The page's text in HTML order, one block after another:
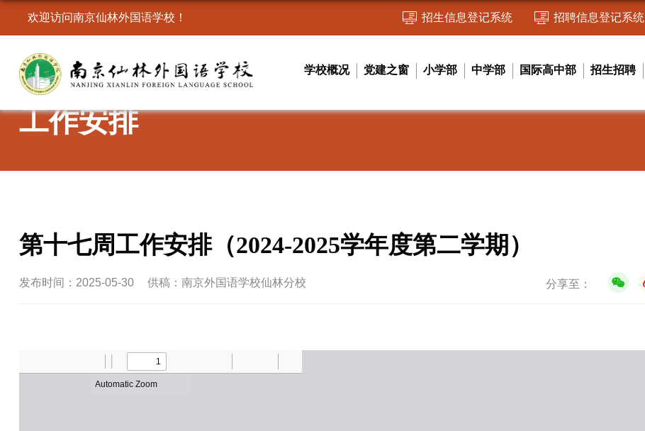
欢迎访问南京仙林外国语学校！ 招生信息登记系统 招聘信息登记系统
学校概况 党建之窗 小学部 中学部 国际高中部 招生招聘
工作安排
第十七周工作安排（2024-2025学年度第二学期）
发布时间：2025-05-30 供稿：南京外国语学校仙林分校 分享至：